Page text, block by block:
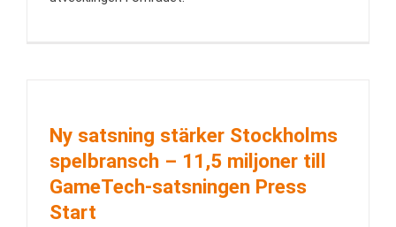
Ny satsning stärker Stockholms
spelbransch – 11,5 miljoner till
GameTech-satsningen Press
Start